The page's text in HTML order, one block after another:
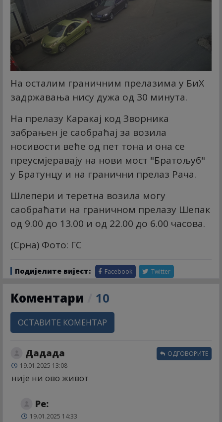
На осталим граничним прелазима у БиХ
задржавања нису дужа од 30 минута.
На прелазу Каракај код Зворника
забрањен је саобраћај за возила
носивости веће од пет тона и она се
преусмјеравају на нови мост "Братољуб"
у Братунцу и на гранични прелаз Рача.
Шлепери и теретна возила могу
саобраћати на граничном прелазу Шепак
од 9.00 до 13.00 и од 22.00 до 6.00 часова.
(Срна) Фото: ГС
Подијелите вијест: Facebook Twitter
Коментари 10
ОСТАВИТЕ КОМЕНТАР
Дадада
19.01.2025 13:08
није ни ово живот
ОДГОВОРИТЕ
Ре:
19.01.2025 14:33